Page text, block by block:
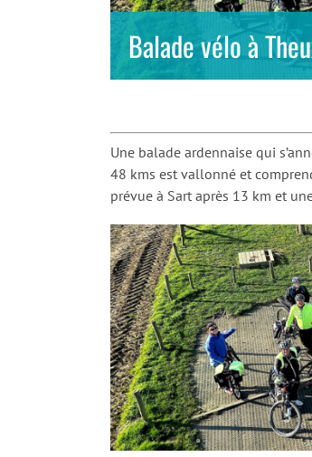
Balade vélo à
Une balade ardennaise qui
48 kms est vallonné et
prévue à Sart après 13 km et